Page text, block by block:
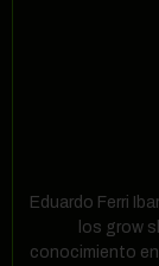
Eduardo Ferri
los grow
conocimiento